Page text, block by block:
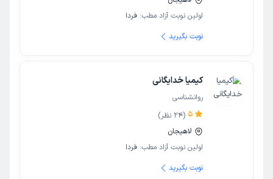
اولین نوبت آزاد مطب: فردا
نوبت بگیرید
کیمیا خدایگانی
روانشناسی
5
(
24 نظر)
لاهیجان
اولین نوبت آزاد مطب: فردا
نوبت بگیرید